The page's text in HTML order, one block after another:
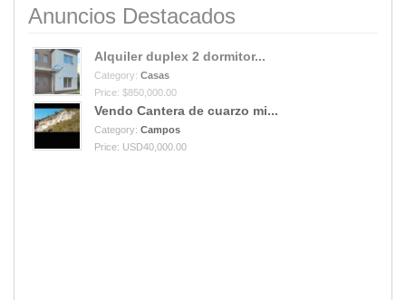
Anuncios Destacados
Alquiler duplex 2 dormitor...
Category: Casas
Price: $850,000.00
Vendo Cantera de cuarzo mi...
Category: Campos
Price: USD40,000.00